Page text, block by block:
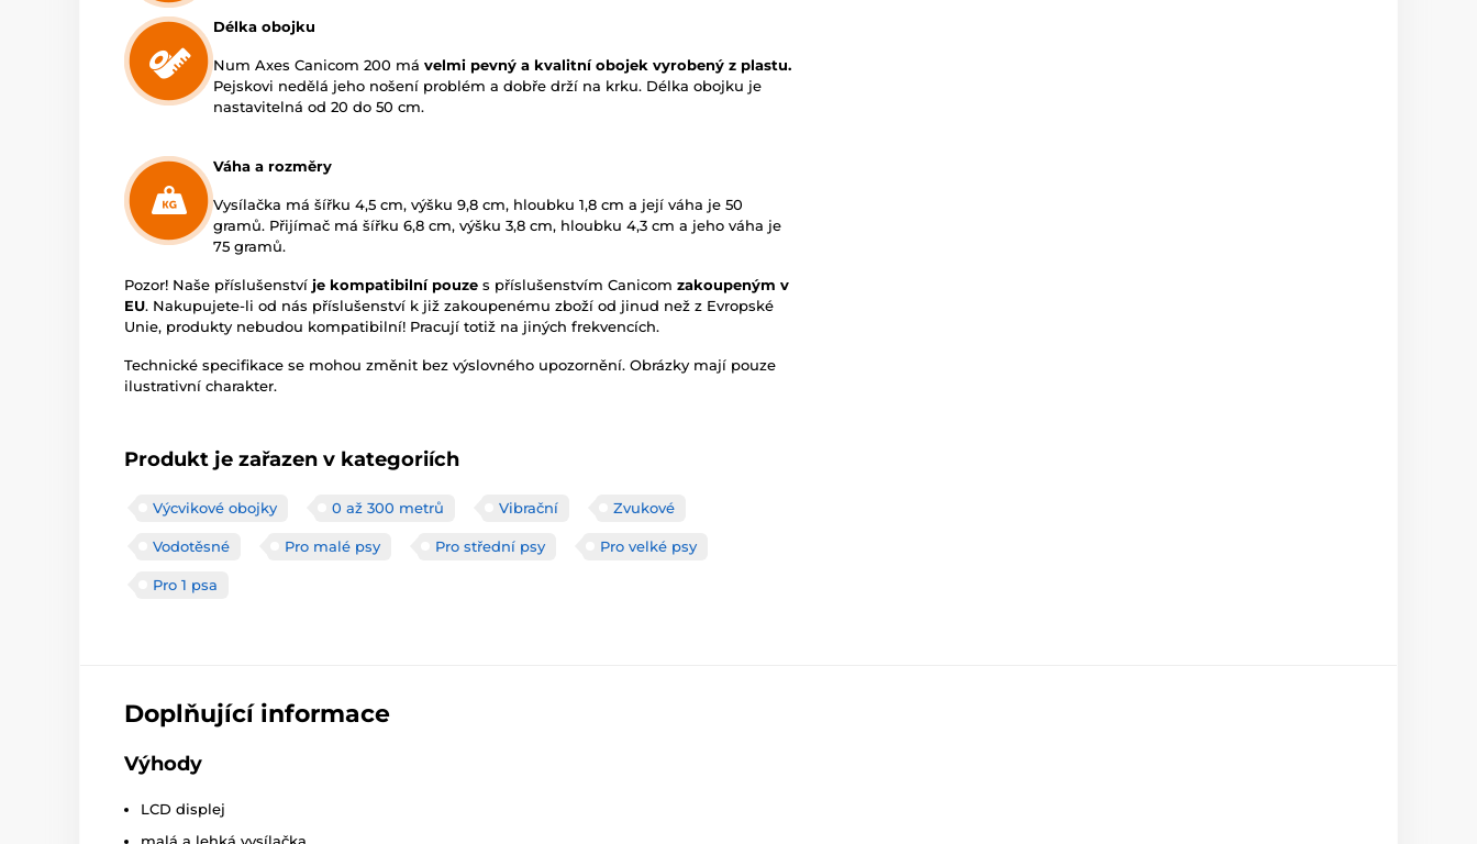
Délka obojku
Num Axes Canicom 200 má velmi pevný a kvalitní obojek vyrobený z plastu.
Pejskovi nedělá jeho nošení problém a dobře drží na krku. Délka obojku je
nastavitelná od 20 do 50 cm.
Váha a rozměry
Vysílačka má šířku 4,5 cm, výšku 9,8 cm, hloubku 1,8 cm a její váha je 50
gramů. Přijímač má šířku 6,8 cm, výšku 3,8 cm, hloubku 4,3 cm a jeho váha je
75 gramů.
Pozor! Naše příslušenství je kompatibilní pouze s příslušenstvím Canicom zakoupeným v
EU. Nakupujete-li od nás příslušenství k již zakoupenému zboží od jinud než z Evropské
Unie, produkty nebudou kompatibilní! Pracují totiž na jiných frekvencích.
Technické specifikace se mohou změnit bez výslovného upozornění. Obrázky mají pouze
ilustrativní charakter.
Produkt je zařazen v kategoriích
Výcvikové obojky 0 až 300 metrů Vibrační Zvukové
Vodotěsné Pro malé psy Pro střední psy Pro velké psy
Pro 1 psa
Doplňující informace
Výhody
LCD displej
malá a lehká vysílačka